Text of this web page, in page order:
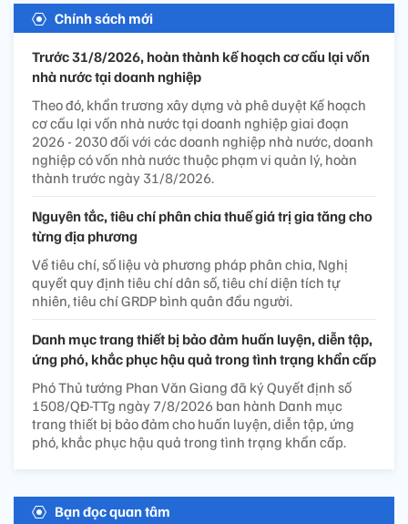
Chính sách mới
Trước 31/8/2026, hoàn thành kế hoạch cơ cấu lại vốn
nhà nước tại doanh nghiệp
Theo đó, khẩn trương xây dựng và phê duyệt Kế hoạch
cơ cấu lại vốn nhà nước tại doanh nghiệp giai đoạn
2026 - 2030 đối với các doanh nghiệp nhà nước, doanh
nghiệp có vốn nhà nước thuộc phạm vi quản lý, hoàn
thành trước ngày 31/8/2026.
Nguyên tắc, tiêu chí phân chia thuế giá trị gia tăng cho
từng địa phương
Về tiêu chí, số liệu và phương pháp phân chia, Nghị
quyết quy định tiêu chí dân số, tiêu chí diện tích tự
nhiên, tiêu chí GRDP bình quân đầu người.
Danh mục trang thiết bị bảo đảm huấn luyện, diễn tập,
ứng phó, khắc phục hậu quả trong tình trạng khẩn cấp
Phó Thủ tướng Phan Văn Giang đã ký Quyết định số
1508/QĐ-TTg ngày 7/8/2026 ban hành Danh mục
trang thiết bị bảo đảm cho huấn luyện, diễn tập, ứng
phó, khắc phục hậu quả trong tình trạng khẩn cấp.
Bạn đọc quan tâm